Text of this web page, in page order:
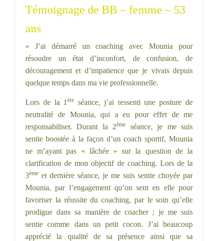
Témoignage de BB – femme – 53
ans
« J’ai démarré un coaching avec Mounia pour
résoudre un état d’inconfort, de confusion, de
découragement et d’impatience que je vivais depuis
quelque temps dans ma vie professionnelle.
Lors de la 1ère séance, j’ai ressenti une posture de
neutralité de Mounia, qui a eu pour effet de me
responsabiliser. Durant la 2ème
séance, je me suis
sentie boostée à la façon d’un coach sportif, Mounia
ne m’ayant pas « lâchée » sur la question de la
clarification de mon objectif de coaching. Lors de la
3ème et dernière séance, je me suis sentie choyée par
Mounia, par l’engagement qu’on sent en elle pour
favoriser la réussite du coaching, par le soin qu’elle
prodigue dans sa manière de coacher ; je me suis
sentie comme dans un petit cocon. J’ai beaucoup
apprécié la qualité de sa présence ainsi que sa